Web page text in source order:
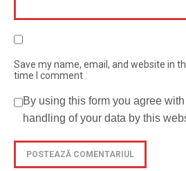
Save my name, email, and website in
time I comment
By using this form you agree
handling of your data by this